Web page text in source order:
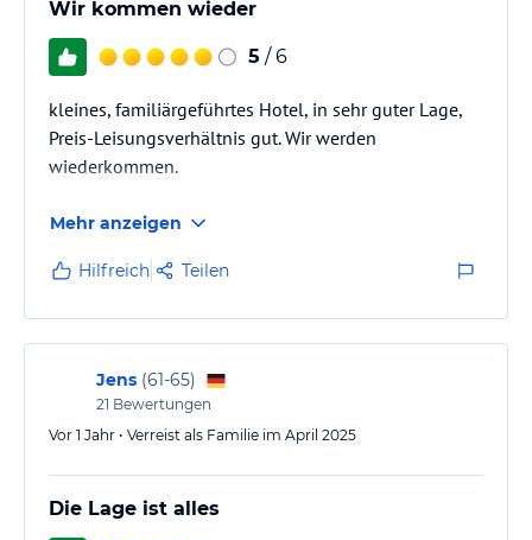
Wir kommen wieder
5 / 6
kleines, familiärgeführtes Hotel, in sehr guter Lage,
Preis-Leisungsverhältnis gut. Wir werden
wiederkommen.
Mehr anzeigen
Hilfreich Teilen
Jens (61-65)
21 Bewertungen
Vor 1 Jahr • Verreist als Familie im April 2025
Die Lage ist alles